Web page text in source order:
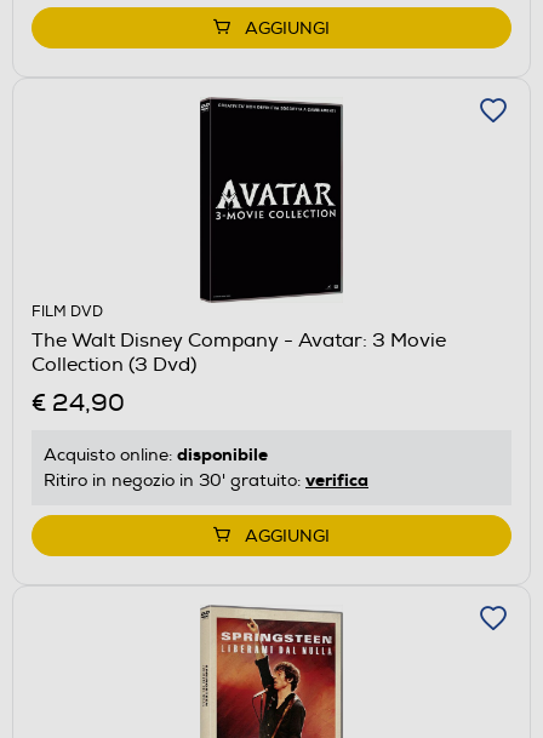
AGGIUNGI
FILM DVD
The Walt Disney Company - Avatar: 3 Movie
Collection (3 Dvd)
€ 24,90
Acquisto online: disponibile
Ritiro in negozio in 30' gratuito: verifica
AGGIUNGI